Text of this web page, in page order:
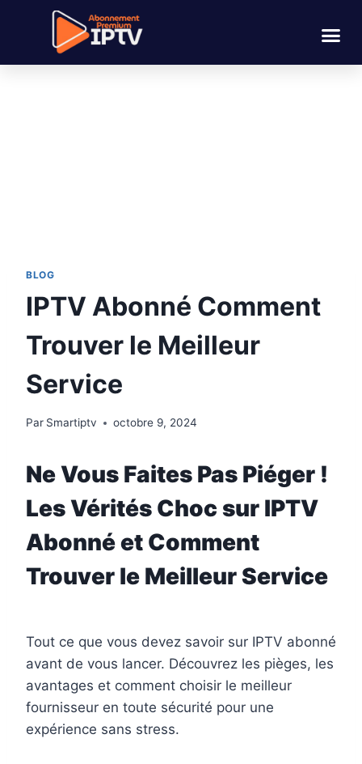
BLOG
IPTV Abonné Comment
Trouver le Meilleur
Service
Par Smartiptv octobre 9, 2024
Ne Vous Faites Pas Piéger !
Les Vérités Choc sur IPTV
Abonné et Comment
Trouver le Meilleur Service
Tout ce que vous devez savoir sur IPTV abonné
avant de vous lancer. Découvrez les pièges, les
avantages et comment choisir le meilleur
fournisseur en toute sécurité pour une
expérience sans stress.